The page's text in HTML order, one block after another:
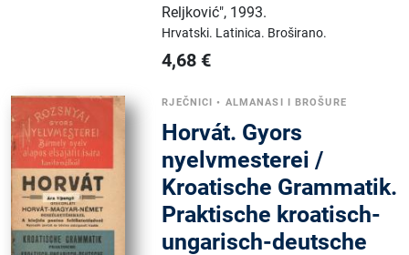
Reljković", 1993.
Hrvatski. Latinica. Broširano.
4,68 €
RJEČNICI • ALMANASI I BROŠURE
Horvát. Gyors
nyelvmesterei /
Kroatische Grammatik.
Praktische kroatisch-
ungarisch-deutsche